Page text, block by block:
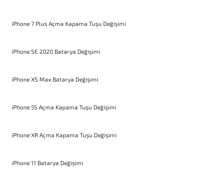
iPhone 7 Plus Açma Kapama Tuşu Değişimi
iPhone SE 2020 Batarya Değişimi
iPhone XS Max Batarya Değişimi
iPhone 5S Açma Kapama Tuşu Değişimi
iPhone XR Açma Kapama Tuşu Değişimi
iPhone 11 Batarya Değişimi